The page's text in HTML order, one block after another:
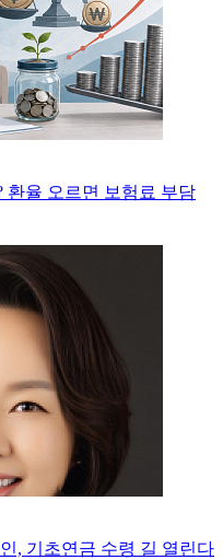
환율 오르면 보험료 부담
, 기초연금 수령 길 열린다